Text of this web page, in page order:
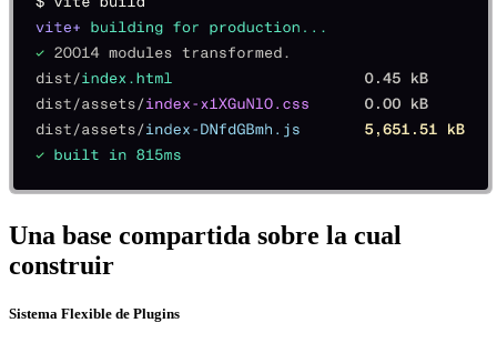
Una base compartida sobre la cual
construir
Sistema Flexible de Plugins